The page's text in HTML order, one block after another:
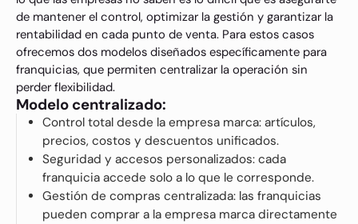
de mantener el control, optimizar la gestión y garantizar la
rentabilidad en cada punto de venta. Para estos casos
ofrecemos dos modelos diseñados específicamente para
franquicias, que permiten centralizar la operación sin
perder flexibilidad.
Modelo centralizado:
Control total desde la empresa marca: artículos,
precios, costos y descuentos unificados.
Seguridad y accesos personalizados: cada
franquicia accede solo a lo que le corresponde.
Gestión de compras centralizada: las franquicias
pueden comprar a la empresa marca directamente